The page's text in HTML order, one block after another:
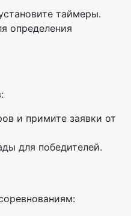
таймеры.
определения
и примите заявки от
для победителей.